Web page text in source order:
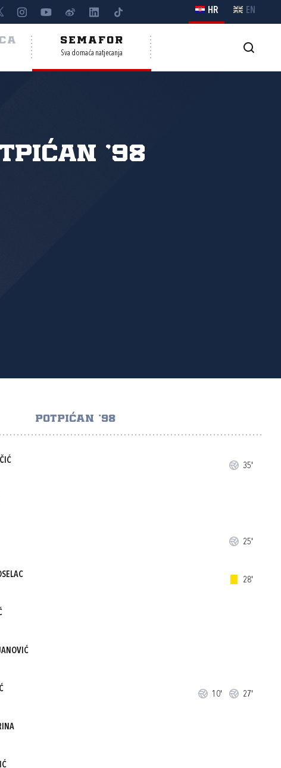
HR EN
SEMAFOR
Sva domaća natjecanja
'98
POTPIĆAN '98
35'
25'
28'
10' 27'